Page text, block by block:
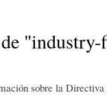
sobre la